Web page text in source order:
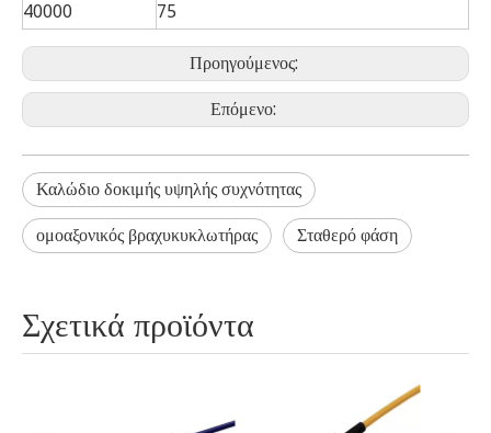
40000
75
Προηγούμενος:
Επόμενο:
Καλώδιο δοκιμής υψηλής συχνότητας
ομοαξονικός βραχυκυκλωτήρας Σταθερό φάση
Σχετικά προϊόντα